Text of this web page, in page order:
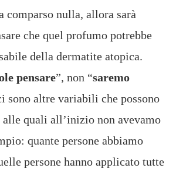
comparso nulla, allora sarà
che quel profumo potrebbe
della dermatite atopica.
pensare”, non “saremo
sono altre variabili che possono
quali all’inizio non avevamo
quante persone abbiamo
persone hanno applicato tutte